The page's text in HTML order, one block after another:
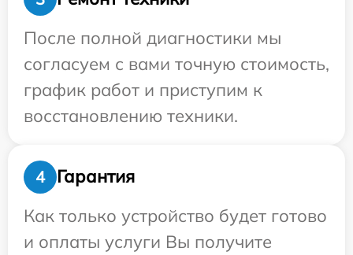
После полной диагностики мы
согласуем с вами точную стоимость,
график работ и приступим к
восстановлению техники.
4
Гарантия
Как только устройство будет готово
и оплаты услуги Вы получите